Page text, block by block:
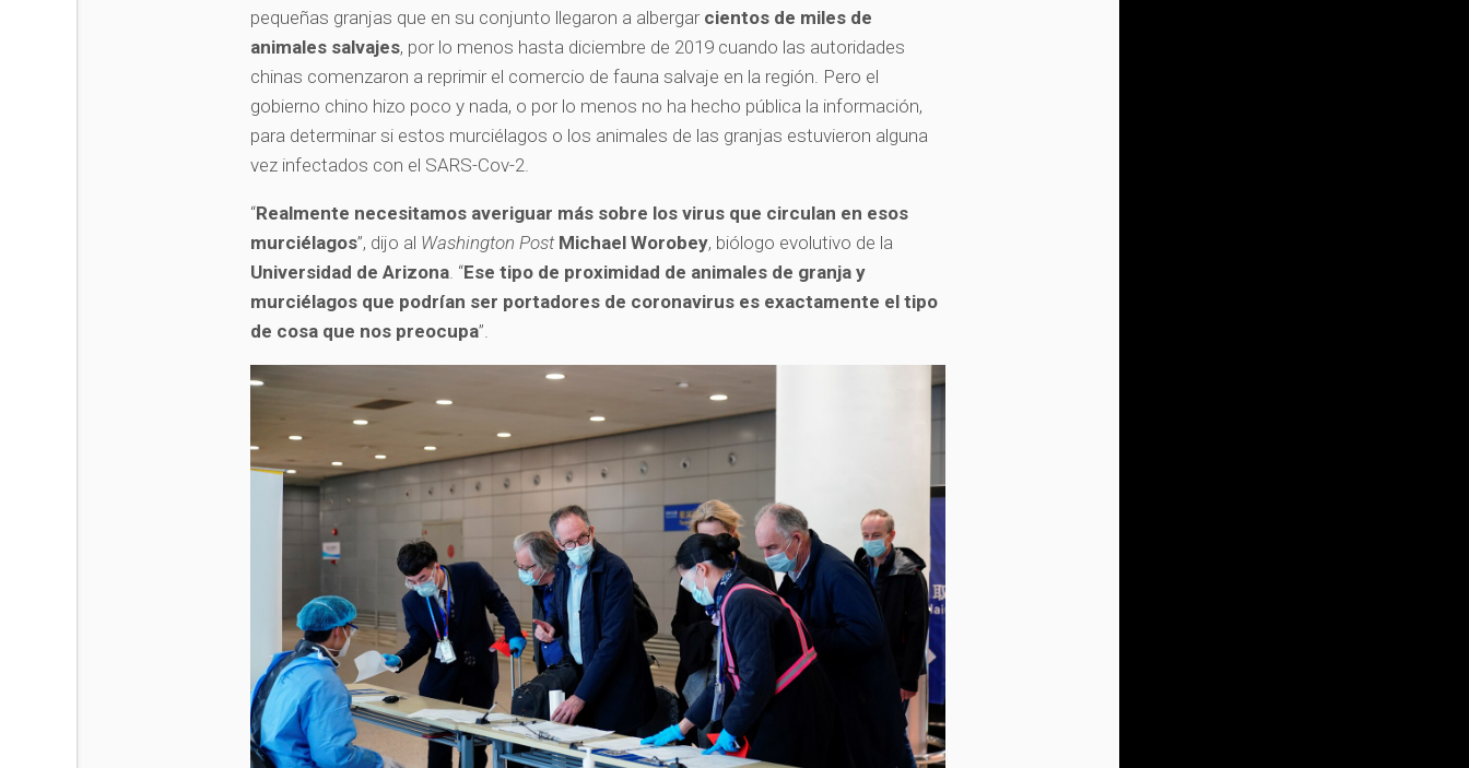
pequeñas granjas que en su conjunto llegaron a albergar cientos de miles de
animales salvajes, por lo menos hasta diciembre de 2019 cuando las autoridades
chinas comenzaron a reprimir el comercio de fauna salvaje en la región. Pero el
gobierno chino hizo poco y nada, o por lo menos no ha hecho pública la información,
para determinar si estos murciélagos o los animales de las granjas estuvieron alguna
vez infectados con el SARS-Cov-2.
“Realmente necesitamos averiguar más sobre los virus que circulan en esos
murciélagos”, dijo al Washington Post Michael Worobey, biólogo evolutivo de la
Universidad de Arizona . “Ese tipo de proximidad de animales de granja y
murciélagos que podrían ser portadores de coronavirus es exactamente el tipo
de cosa que nos preocupa”.